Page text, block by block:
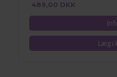
489,00 DKK